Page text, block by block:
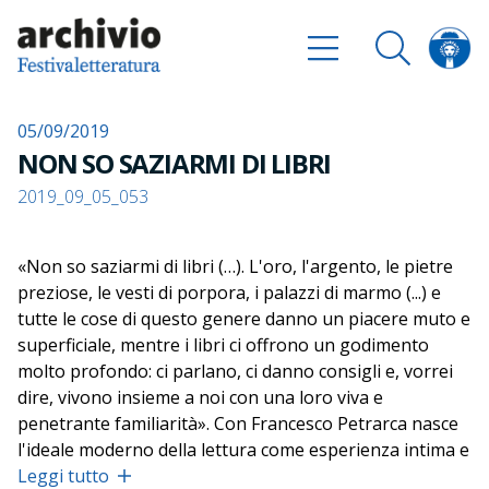
05/09/2019
NON SO SAZIARMI DI LIBRI
2019_09_05_053
«Non so saziarmi di libri (…). L'oro, l'argento, le pietre
preziose, le vesti di porpora, i palazzi di marmo (...) e
tutte le cose di questo genere danno un piacere muto e
superficiale, mentre i libri ci offrono un godimento
molto profondo: ci parlano, ci danno consigli e, vorrei
dire, vivono insieme a noi con una loro viva e
penetrante familiarità». Con Francesco Petrarca nasce
l'ideale moderno della lettura come esperienza intima e
personale, come dialogo diretto e ininterrotto con gli
Leggi tutto